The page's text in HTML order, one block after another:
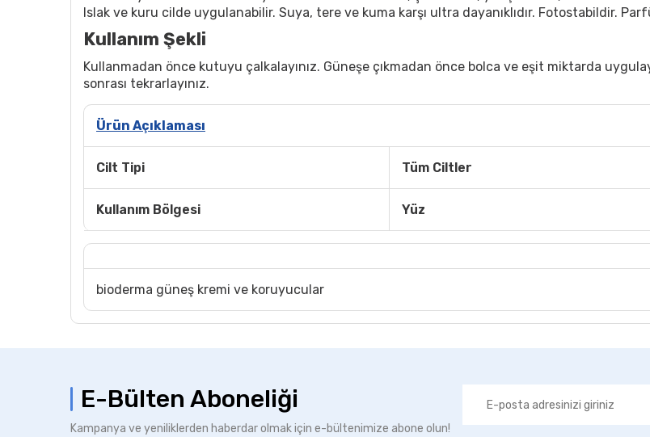
Islak ve kuru cilde uygulanabilir. Suya, tere ve kuma karşı ultra dayanıklıdır. Fotostabildir.
Kullanım Şekli
Kullanmadan önce kutuyu çalkalayınız. Güneşe çıkmadan önce bolca ve eşit miktarda
sonrası tekrarlayınız.
Ürün Açıklaması
Cilt Tipi Tüm Ciltler
Kullanım Bölgesi Yüz
bioderma güneş kremi ve koruyucular
E-Bülten Aboneliği
Kampanya ve yeniliklerden haberdar olmak için e-bültenimize abone olun!